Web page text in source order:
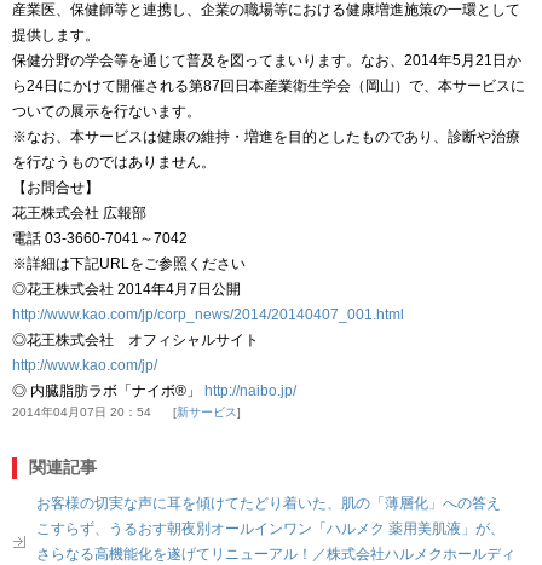
産業医、保健師等と連携し、企業の職場等における健康増進施策の一環として
提供します。
保健分野の学会等を通じて普及を図ってまいります。なお、2014年5月21日か
ら24日にかけて開催される第87回日本産業衛生学会（岡山）で、本サービスに
ついての展示を行ないます。
※なお、本サービスは健康の維持・増進を目的としたものであり、診断や治療
を行なうものではありません。
【お問合せ】
花王株式会社 広報部
電話 03-3660-7041～7042
※詳細は下記URLをご参照ください
◎花王株式会社 2014年4月7日公開
http://www.kao.com/jp/corp_news/2014/20140407_001.html
◎花王株式会社 オフィシャルサイト
http://www.kao.com/jp/
◎ 内臓脂肪ラボ「ナイボ®」
http://naibo.jp/
2014年04月07日 20：54 新サービス
関連記事
お客様の切実な声に耳を傾けてたどり着いた、肌の「薄層化」への答え
こすらず、うるおす朝夜別オールインワン「ハルメク 薬用美肌液」が、
さらなる高機能化を遂げてリニューアル！／株式会社ハルメクホールディ